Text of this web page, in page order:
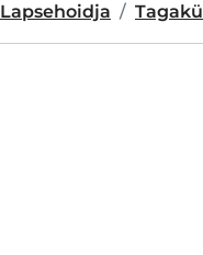
Lapsehoidja